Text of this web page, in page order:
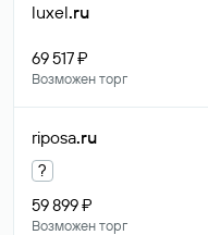
luxel.ru
69 517 ₽
Возможен торг
riposa.ru
?
59 899 ₽
Возможен торг